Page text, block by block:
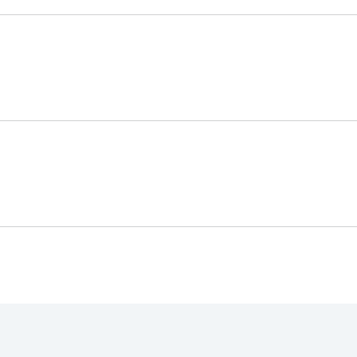
Brun sepia Gris beige
une entrée unique et en
esthétisme et